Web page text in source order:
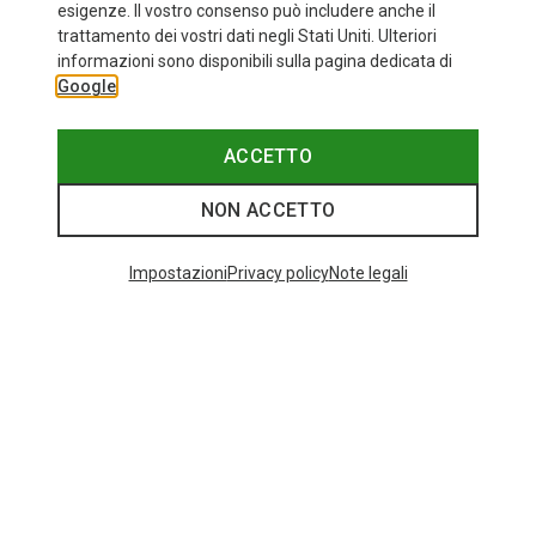
esigenze. Il vostro consenso può includere anche il
trattamento dei vostri dati negli Stati Uniti. Ulteriori
informazioni sono disponibili sulla pagina dedicata di
Google
ACCETTO
NON ACCETTO
ImpostazioniPrivacy policyNote legali